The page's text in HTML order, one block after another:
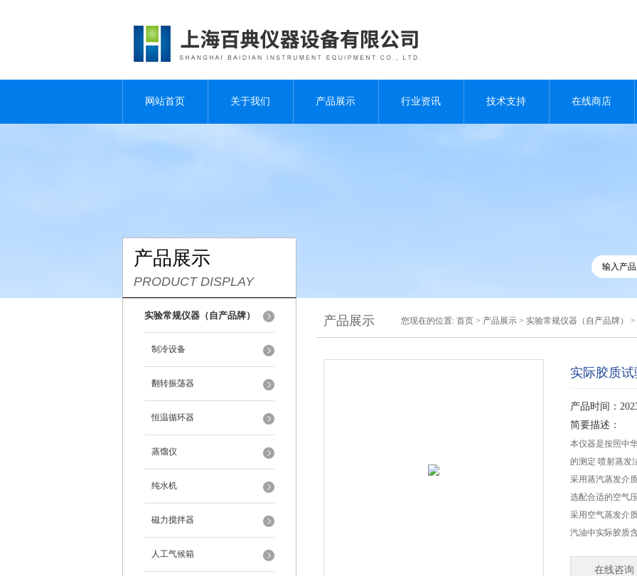
网站首页 关于我们 产品展示 行业资讯 技术支持 在线商店
产品展示
PRODUCT DISPLAY
实验常规仪器（自产品牌）
制冷设备
翻转振荡器
恒温循环器
蒸馏仪
纯水机
磁力搅拌器
人工气候箱
产品展示 您现在的位置: 首页 > 产品展示 > 实验常规仪器（自产品牌） >
实际胶质
产品时间：
简要描述：
本仪器是按照中
的测定 喷射蒸发
采用蒸汽蒸发介
选配合适的空气
采用空气蒸发介
汽油中实际胶质
在线咨询